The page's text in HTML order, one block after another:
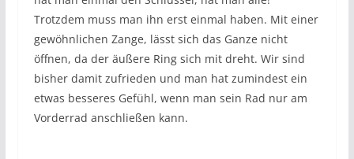
Trotzdem muss man ihn erst einmal haben. Mit einer
gewöhnlichen Zange, lässt sich das Ganze nicht
öffnen, da der äußere Ring sich mit dreht. Wir sind
bisher damit zufrieden und man hat zumindest ein
etwas besseres Gefühl, wenn man sein Rad nur am
Vorderrad anschließen kann.